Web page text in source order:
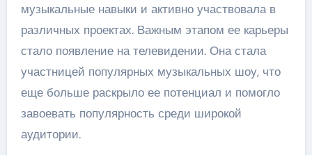
музыкальные навыки и активно участвовала в
различных проектах. Важным этапом ее карьеры
стало появление на телевидении. Она стала
участницей популярных музыкальных шоу, что
еще больше раскрыло ее потенциал и помогло
завоевать популярность среди широкой
аудитории.